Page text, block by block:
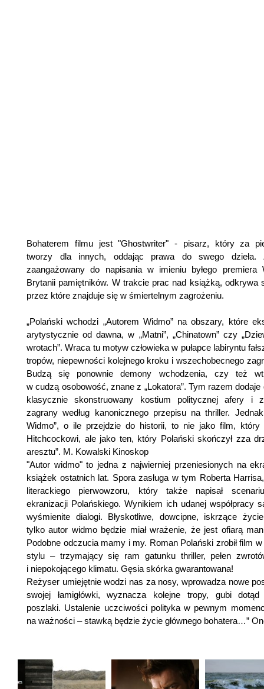
Bohaterem filmu jest "Ghostwriter" - pisarz, który za
tworzy dla innych, oddając prawa do swego dzieła.
zaangażowany do napisania w imieniu byłego premiera
Brytanii pamiętników. W trakcie prac nad książką, odkrywa
przez które znajduje się w śmiertelnym zagrożeniu.
„Polański wchodzi „Autorem Widmo” na obszary, które
arytystycznie od dawna, w „Matni”, „Chinatown” czy
wrotach”. Wraca tu motyw człowieka w pułapce labiryntu
tropów, niepewności kolejnego kroku i wszechobecnego
Budzą się ponownie demony wchodzenia, czy też
w cudzą osobowość, znane z „Lokatora”. Tym razem dodaje
klasycznie skonstruowany kostium politycznej afery i
zagrany według kanonicznego przepisu na thriller.
Widmo”, o ile przejdzie do historii, to nie jako film, który
Hitchcockowi, ale jako ten, który Polański skończył zza
aresztu”. M. Kowalski Kinoskop
"Autor widmo" to jedna z najwierniej przeniesionych na
książek ostatnich lat. Spora zasługa w tym Roberta
literackiego pierwowzoru, który także napisał
ekranizacji Polańskiego. Wynikiem ich udanej współpracy
wyśmienite dialogi. Błyskotliwe, dowcipne, iskrzące
tylko autor widmo będzie miał wrażenie, że jest ofiarą
Podobne odczucia mamy i my. Roman Polański zrobił film
stylu – trzymający się ram gatunku thriller, pełen
i niepokojącego klimatu. Gęsia skórka gwarantowana!
Reżyser umiejętnie wodzi nas za nosy, wprowadza nowe
swojej łamigłówki, wyznacza kolejne tropy, gubi dotąd
poszlaki. Ustalenie uczciwości polityka w pewnym
na ważności – stawką będzie życie głównego bohatera…”